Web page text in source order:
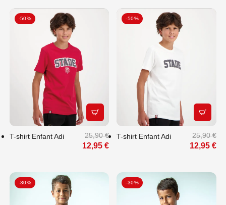
APERÇU RAPIDE
-50%
T-shirt Enfant Adi 25,90 €
12,95 €
-50%
T-shirt Enfant Adi 25,90 €
12,95 €
-30% -30%